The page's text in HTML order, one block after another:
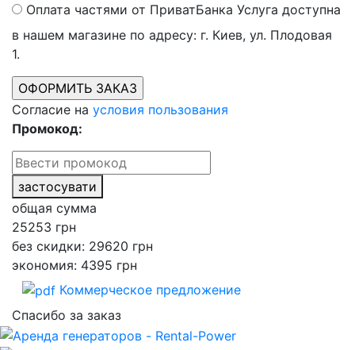
Оплата частями от ПриватБанка Услуга доступна
в нашем магазине по адресу: г. Киев, ул. Плодовая
1.
Согласие на условия пользования
Промокод:
застосувати
общая сумма
25253 грн
без скидки: 29620 грн
экономия: 4395 грн
Коммерческое предложение
Спасибо за заказ